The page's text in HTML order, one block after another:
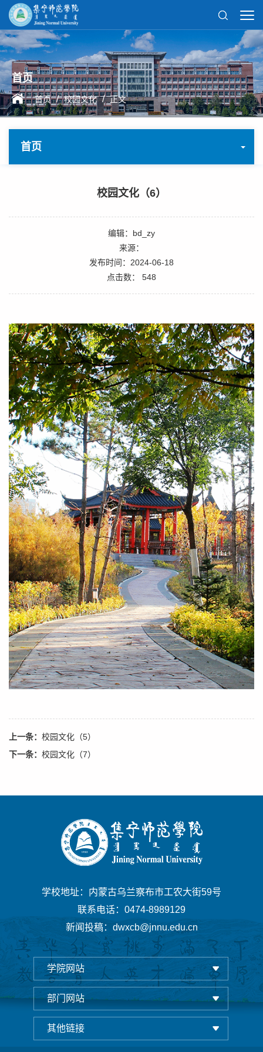
首页
首页 / 校园文化 / 正文
首页
校园文化（6）
编辑：bd_zy
来源：
发布时间：2024-06-18
点击数： 548
上一条： 校园文化（5）
下一条： 校园文化（7）
学校地址：内蒙古乌兰察布市工农大街59号
联系电话：0474-8989129
新闻投稿：dwxcb@jnnu.edu.cn
学院网站
部门网站
其他链接